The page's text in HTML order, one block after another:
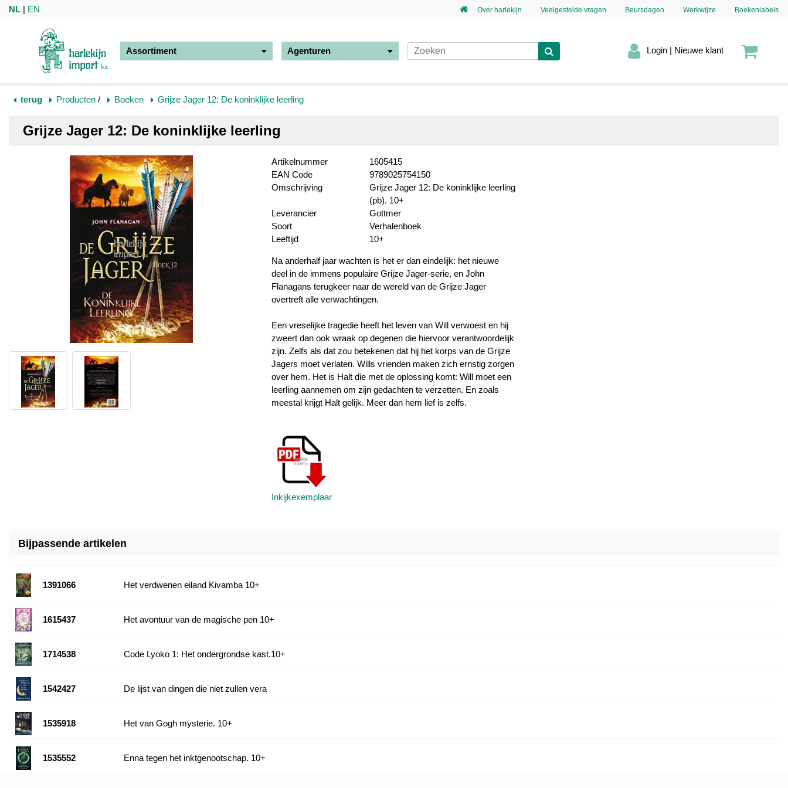
NL | EN Over harlekijn Veelgestelde vragen Beursdagen Werkwijze Boekenlabels
Assortiment Agenturen Login | Nieuwe klant
terug Producten / Boeken Grijze Jager 12: De koninklijke leerling
Grijze Jager 12: De koninklijke leerling
Artikelnummer
1605415
EAN Code
9789025754150
Omschrijving
Grijze Jager 12: De koninklijke leerling
(pb). 10+
Leverancier
Gottmer
Soort
Verhalenboek
Leeftijd
10+
Na anderhalf jaar wachten is het er dan eindelijk: het nieuwe
deel in de immens populaire Grijze Jager-serie, en John
Flanagans terugkeer naar de wereld van de Grijze Jager
overtreft alle verwachtingen.
Een vreselijke tragedie heeft het leven van Will verwoest en hij
zweert dan ook wraak op degenen die hiervoor verantwoordelijk
zijn. Zelfs als dat zou betekenen dat hij het korps van de Grijze
Jagers moet verlaten. Wills vrienden maken zich ernstig zorgen
over hem. Het is Halt die met de oplossing komt: Will moet een
leerling aannemen om zijn gedachten te verzetten. En zoals
meestal krijgt Halt gelijk. Meer dan hem lief is zelfs.
Inkijkexemplaar
Bijpassende artikelen
1391066 Het verdwenen eiland Kivamba 10+
1615437 Het avontuur van de magische pen 10+
1714538 Code Lyoko 1: Het ondergrondse kast.10+
1542427 De lijst van dingen die niet zullen vera
1535918 Het van Gogh mysterie. 10+
1535552 Enna tegen het inktgenootschap. 10+